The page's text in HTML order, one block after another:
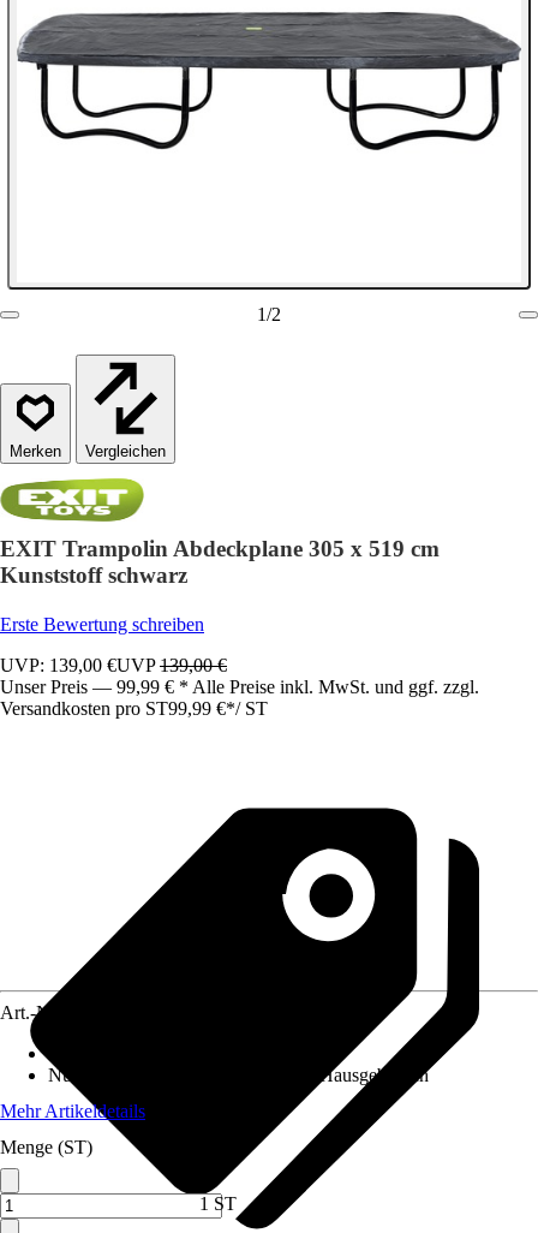
1/2
Vergleichen
EXIT Trampolin Abdeckplane 305 x 519 cm
Kunststoff schwarz
Erste Bewertung schreiben
UVP: 139,00 €UVP139,00 €
Unser Preis — 99,99 € * Alle Preise inkl. MwSt. und ggf. zzgl.
Versandkosten pro ST99,99 €*/ ST
Art.-Nr.
Nutzung
Gartenspielgeräte für den Hausgebrauch
Mehr Artikeldetails
Menge (ST)
1 ST